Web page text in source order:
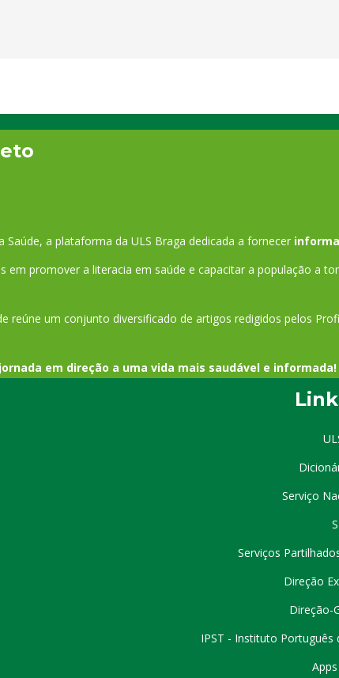
Saúde, a plataforma da ULS Braga dedicada a fornecer
em promover a literacia em saúde e capacitar a população a
reúne um conjunto diversificado de artigos redigidos pelos
em direção a uma vida mais saudável e informada!
Serviço
Serviços
Direção
Direção-
IPST - Instituto Português